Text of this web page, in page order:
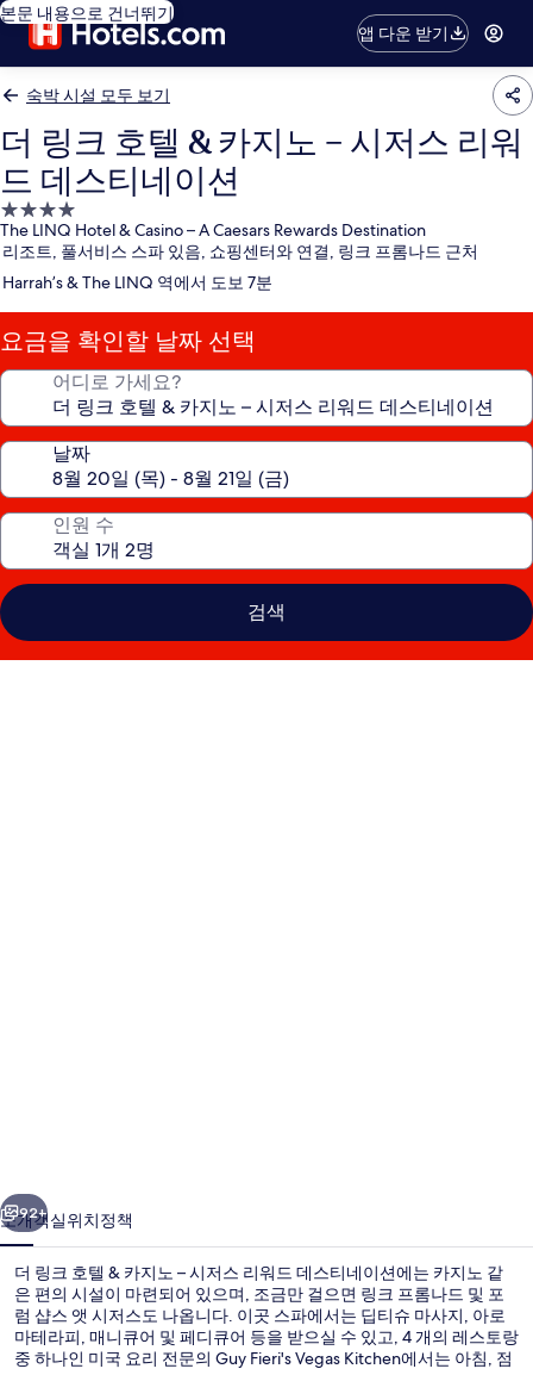
본문 내용으로 건너뛰기
앱 다운 받기
숙박 시설 모두 보기
더 링크 호텔 & 카지노 – 시저스 리워
드 데스티네이션
4.0
성
급
숙
박
시
설
The LINQ Hotel & Casino – A Caesars Rewards Destination
리조트, 풀서비스 스파 있음, 쇼핑센터와 연결, 링크 프롬나드 근처
Harrah’s & The LINQ 역에서 도보 7분
요금을 확인할 날짜 선택
어디로 가세요?
날짜
인원 수
검색
지
노
시
저
다음
92+
소개객실위치정책
더 링크 호텔 & 카지노 – 시저스 리워드 데스티네이션에는 카지노 같
은 편의 시설이 마련되어 있으며, 조금만 걸으면 링크 프롬나드 및 포
럼 샵스 앳 시저스도 나옵니다. 이곳 스파에서는 딥티슈 마사지, 아로
마테라피, 매니큐어 및 페디큐어 등을 받으실 수 있고, 4 개의 레스토랑
중 하나인 미국 요리 전문의 Guy Fieri's Vegas Kitchen에서는 아침, 점